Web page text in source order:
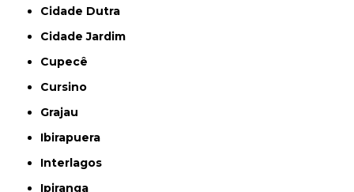
Cidade Dutra
Cidade Jardim
Cupecê
Cursino
Grajau
Ibirapuera
Interlagos
Ipiranga